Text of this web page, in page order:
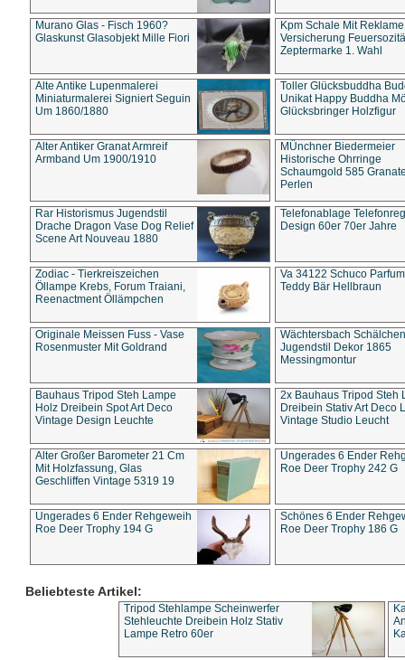
Murano Glas - Fisch 1960?
Glaskunst Glasobjekt Mille Fiori
Kpm Schale Mit Reklame
Versicherung
Zeptermarke 1. Wahl
Alte Antike Lupenmalerei
Miniaturmalerei Signiert Seguin
Um 1860/1880
Toller Glücksbuddha
Unikat Happy Buddha
Glücksbringer Holzfigur
Alter Antiker Granat Armreif
Armband Um 1900/1910
MÜnchner Biedermeier
Historische Ohrringe
Schaumgold 585
Perlen
Rar Historismus Jugendstil
Drache Dragon Vase Dog Relief
Scene Art Nouveau 1880
Telefonablage
Design 60er 70er Jahre
Zodiac - Tierkreiszeichen
Öllampe Krebs, Forum Traiani,
Reenactment Öllämpchen
Va 34122 Schuco
Teddy Bär Hellbraun
Originale Meissen Fuss - Vase
Rosenmuster Mit Goldrand
Wächtersbach Schälchen
Jugendstil Dekor 1865
Messingmontur
Bauhaus Tripod Steh Lampe
Holz Dreibein Spot Art Deco
Vintage Design Leuchte
2x Bauhaus Tripod Steh
Dreibein Stativ Art Deco
Vintage Studio Leucht
Alter Großer Barometer 21 Cm
Mit Holzfassung, Glas
Geschliffen Vintage 5319 19
Ungerades 6 Ender
Roe Deer Trophy 242 G
Ungerades 6 Ender Rehgeweih
Roe Deer Trophy 194 G
Schönes 6 Ender
Roe Deer Trophy 186 G
Beliebteste Artikel:
Tripod Stehlampe Scheinwerfer
Stehleuchte Dreibein Holz Stativ
Lampe Retro 60er